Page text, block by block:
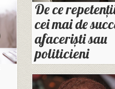
De ce
cei mai de
afaceriști sau
politicieni